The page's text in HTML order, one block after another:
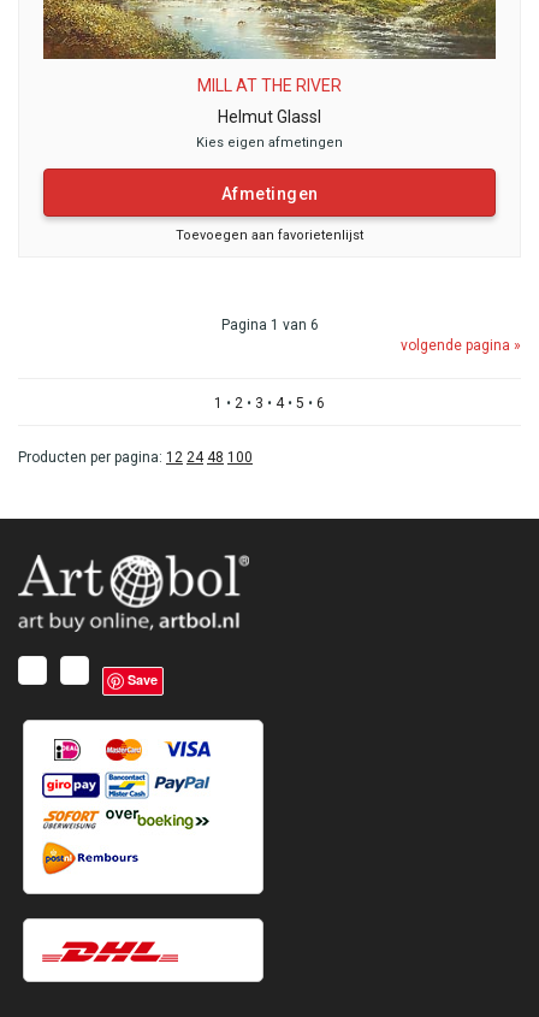
MILL AT THE RIVER
Helmut Glassl
Kies eigen afmetingen
Afmetingen
Toevoegen aan favorietenlijst
Pagina 1 van 6
volgende pagina »
1 • 2 • 3 • 4• 5 • 6
Producten per pagina: 12 24 48 100
Save